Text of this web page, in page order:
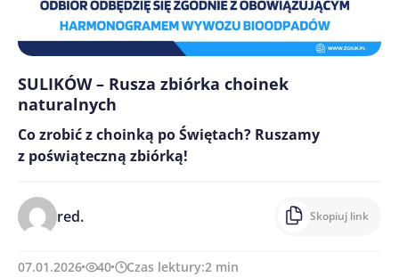
SULIKÓW – Rusza zbiórka choinek
naturalnych
Co zrobić z choinką po Świętach? Ruszamy
z poświąteczną zbiórką!
red. Skopiuj link
07.01.2026 40 Czas lektury:2 min